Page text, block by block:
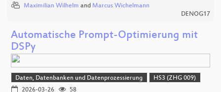
Maximilian Wilhelm and Marcus Wichelmann
DENOG17
Automatische Prompt‑Optimierung mit
DSPy
Daten, Datenbanken und Datenprozessierung
HS3 (ZHG 009)
2026-03-26
58